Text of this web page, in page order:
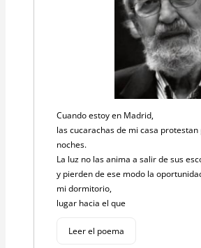
Cuando estoy en Madrid,
las cucarachas de mi casa
noches.
La luz no las anima a salir de sus
y pierden de ese modo la
mi dormitorio,
lugar hacia el que
Leer el poema